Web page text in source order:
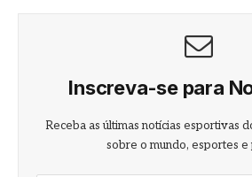
Inscreva-se para
Receba as últimas notícias esportivas
sobre o mundo, esportes e